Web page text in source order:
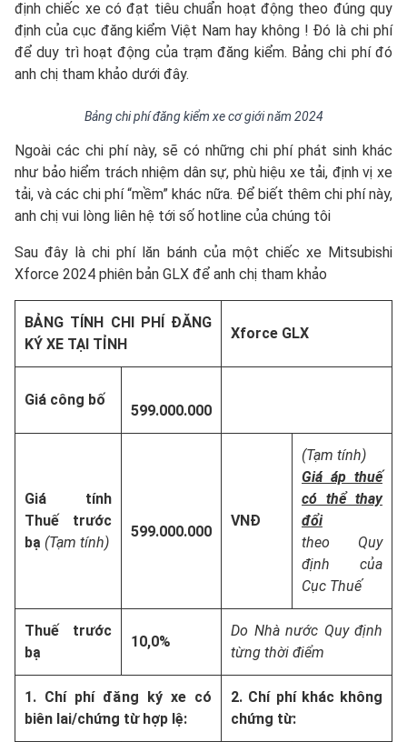
định chiếc xe có đạt tiêu chuẩn hoạt động theo đúng quy
định của cục đăng kiểm Việt Nam hay không ! Đó là chi phí
để duy trì hoạt động của trạm đăng kiểm. Bảng chi phí đó
anh chị tham khảo dưới đây.
Bảng chi phí đăng kiểm xe cơ giới năm 2024
Ngoài các chi phí này, sẽ có những chi phí phát sinh khác
như bảo hiểm trách nhiệm dân sự, phù hiệu xe tải, định vị xe
tải, và các chi phí “mềm” khác nữa. Để biết thêm chi phí này,
anh chị vui lòng liên hệ tới số hotline của chúng tôi
Sau đây là chi phí lăn bánh của một chiếc xe Mitsubishi
Xforce 2024 phiên bản GLX để anh chị tham khảo
BẢNG TÍNH CHI PHÍ ĐĂNG
KÝ XE TẠI TỈNH
Xforce GLX
Giá công bố
599.000.000
Giá tính
Thuế trước
bạ (Tạm tính)
599.000.000
VNĐ
(Tạm tính)
Giá áp thuế
có thể thay
đổi
theo Quy
định của
Cục Thuế
Thuế trước
bạ
10,0%
Do Nhà nước Quy định
từng thời điểm
1. Chí phí đăng ký xe có
biên lai/chứng từ hợp lệ:
2. Chí phí khác không
chứng từ: